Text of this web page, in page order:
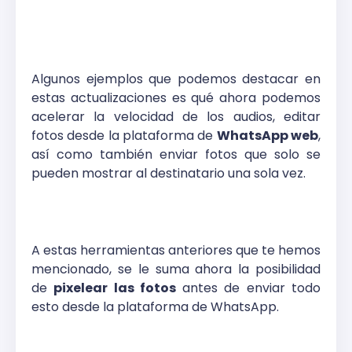
Algunos ejemplos que podemos destacar en
estas actualizaciones es qué ahora podemos
acelerar la velocidad de los audios, editar
fotos desde la plataforma de WhatsApp web,
así como también enviar fotos que solo se
pueden mostrar al destinatario una sola vez.
A estas herramientas anteriores que te hemos
mencionado, se le suma ahora la posibilidad
de pixelear las fotosantes de enviar todo
esto desde la plataforma de WhatsApp.